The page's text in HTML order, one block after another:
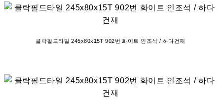
클락필드타일 245x80x15T 902번 화이트 인조석 / 하다건재